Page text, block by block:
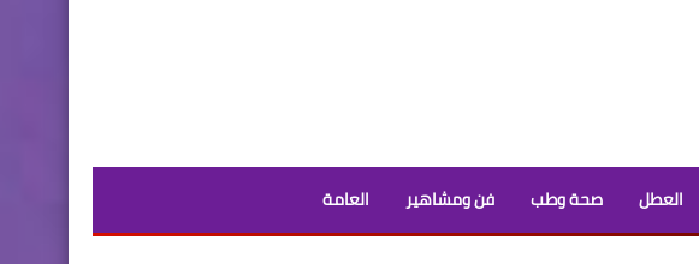
العطل صحة وطب فن ومشاهير العامة